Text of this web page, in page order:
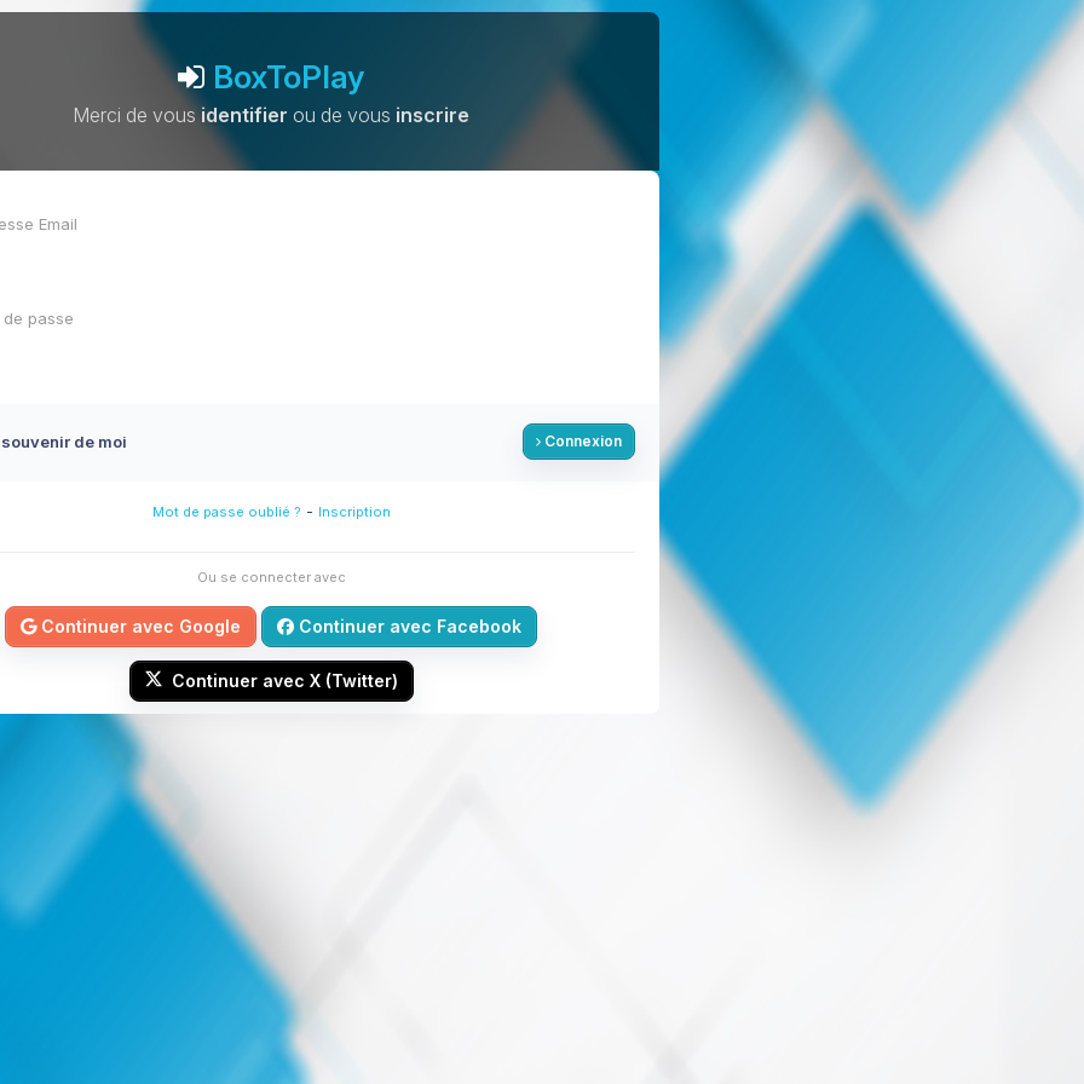
BoxToPlay
Merci de vousidentifier ou de vous inscrire
de moi Connexion
Mot de passe oublié ? - Inscription
Ou se connecter avec
Continuer avec Google Continuer avec Facebook
Continuer avec X (Twitter)